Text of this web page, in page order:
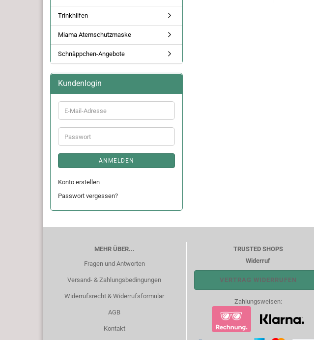
Trinkhilfen
Miama Atemschutzmaske
Schnäppchen-Angebote
Kundenlogin
E-
Mail-
Adresse
Passwort
ANMELDEN
Konto erstellen
Passwort vergessen?
MEHR ÜBER...
Fragen und Antworten
Versand- & Zahlungsbedingungen
Widerrufsrecht & Widerrufsformular
AGB
Kontakt
TRUSTED SHOPS
Widerruf
VERTRAG WIDERRUFEN
Zahlungsweisen: